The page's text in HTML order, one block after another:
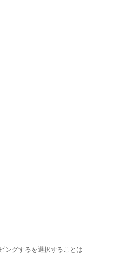
ングするを選択することは